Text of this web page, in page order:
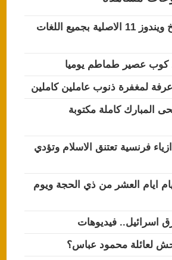
تحميل احدث نسخ ويندوز 11 الاصلية بجميع اللغات
كوب عصير طماطم يوميا
عرفة لمغفرة ذنوب عاملين كاملين
المبارك كاملة مكتوبة
فرنسية تعتنق الاسلام وتؤدي
ايام العشر من ذي الحجة ويوم
اسرائيل.. فيديوهات
لعائلة محمود عباس؟